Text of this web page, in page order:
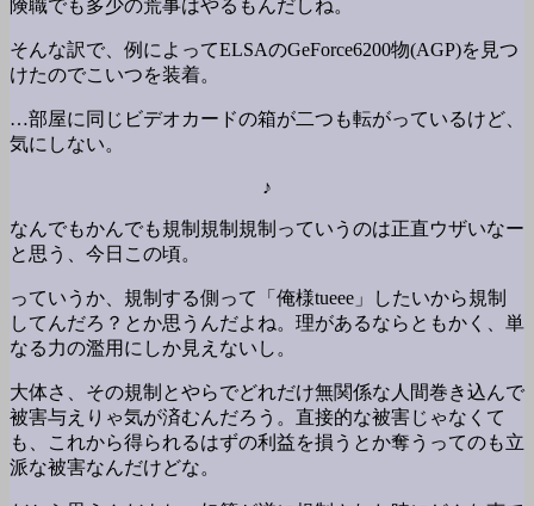
険職でも多少の荒事はやるもんだしね。
そんな訳で、例によってELSAのGeForce6200物(AGP)を見つ
けたのでこいつを装着。
…部屋に同じビデオカードの箱が二つも転がっているけど、
気にしない。
♪
なんでもかんでも規制規制規制っていうのは正直ウザいなー
と思う、今日この頃。
っていうか、規制する側って「俺様tueee」したいから規制
してんだろ？とか思うんだよね。理があるならともかく、単
なる力の濫用にしか見えないし。
大体さ、その規制とやらでどれだけ無関係な人間巻き込んで
被害与えりゃ気が済むんだろう。直接的な被害じゃなくて
も、これから得られるはずの利益を損うとか奪うってのも立
派な被害なんだけどな。